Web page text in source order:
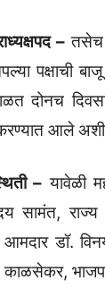
– तसेच
पक्षाची
दोनच
आले अशी
– यावेळी
सामंत,
आमदार डॉ.
भाजप